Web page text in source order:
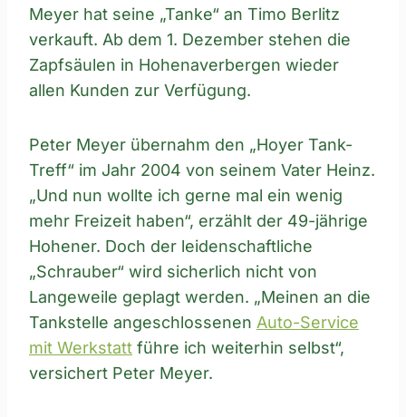
Meyer hat seine „Tanke“ an Timo Berlitz
verkauft. Ab dem 1. Dezember stehen die
Zapfsäulen in Hohenaverbergen wieder
allen Kunden zur Verfügung.
Peter Meyer übernahm den „Hoyer Tank-
Treff“ im Jahr 2004 von seinem Vater Heinz.
„Und nun wollte ich gerne mal ein wenig
mehr Freizeit haben“, erzählt der 49-jährige
Hohener. Doch der leidenschaftliche
„Schrauber“ wird sicherlich nicht von
Langeweile geplagt werden. „Meinen an die
Tankstelle angeschlossenen Auto-Service
mit Werkstatt führe ich weiterhin selbst“,
versichert Peter Meyer.